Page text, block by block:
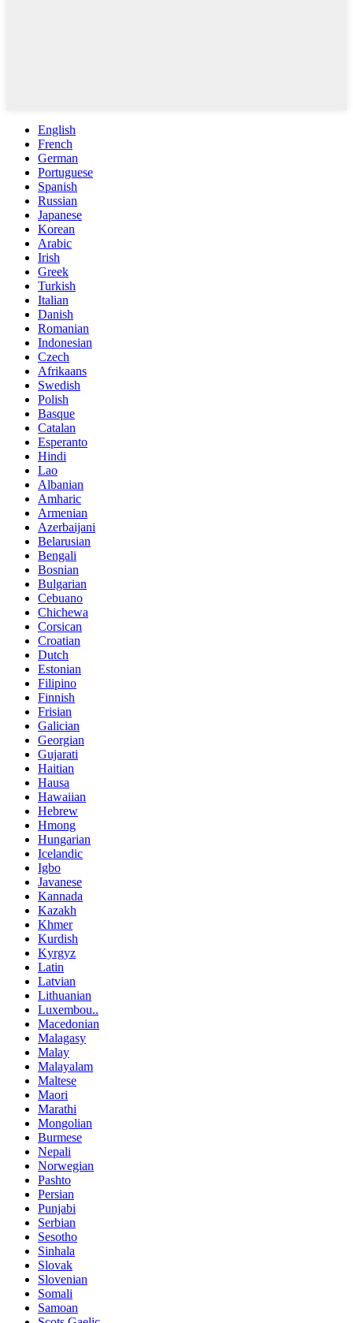
English
French
German
Portuguese
Spanish
Russian
Japanese
Korean
Arabic
Irish
Greek
Turkish
Italian
Danish
Romanian
Indonesian
Czech
Afrikaans
Swedish
Polish
Basque
Catalan
Esperanto
Hindi
Lao
Albanian
Amharic
Armenian
Azerbaijani
Belarusian
Bengali
Bosnian
Bulgarian
Cebuano
Chichewa
Corsican
Croatian
Dutch
Estonian
Filipino
Finnish
Frisian
Galician
Georgian
Gujarati
Haitian
Hausa
Hawaiian
Hebrew
Hmong
Hungarian
Icelandic
Igbo
Javanese
Kannada
Kazakh
Khmer
Kurdish
Kyrgyz
Latin
Latvian
Lithuanian
Luxembou..
Macedonian
Malagasy
Malay
Malayalam
Maltese
Maori
Marathi
Mongolian
Burmese
Nepali
Norwegian
Pashto
Persian
Punjabi
Serbian
Sesotho
Sinhala
Slovak
Slovenian
Somali
Samoan